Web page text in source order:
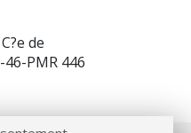
de
PMR 446